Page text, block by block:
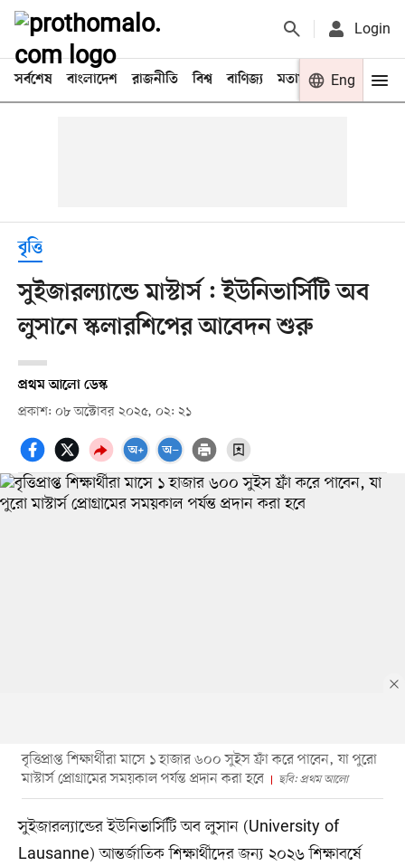
Login
সর্বশেষ বাংলাদেশ রাজনীতি বিশ্ব বাণিজ্য মতামত খেলা
Eng
বৃত্তি
সুইজারল্যান্ডে মাস্টার্স : ইউনিভার্সিটি অব
লুসানে স্কলারশিপের আবেদন শুরু
প্রথম আলো ডেস্ক
প্রকাশ: ০৮ অক্টোবর ২০২৫, ০২: ২১
বৃত্তিপ্রাপ্ত শিক্ষার্থীরা মাসে ১ হাজার ৬০০ সুইস ফ্রাঁ করে পাবেন, যা পুরো
মাস্টার্স প্রোগ্রামের সময়কাল পর্যন্ত প্রদান করা হবে
ছবি: প্রথম আলো
সুইজারল্যান্ডের ইউনিভার্সিটি অব লুসান (University of
Lausanne) আন্তর্জাতিক শিক্ষার্থীদের জন্য ২০২৬ শিক্ষাবর্ষে